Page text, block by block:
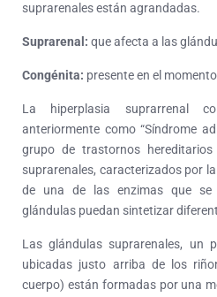
suprarenales están agrandadas.
Suprarenal: que afecta a las
Congénita: presente en el
La hiperplasia suprarrenal
anteriormente como “Síndrome
grupo de trastornos
suprarenales, caracterizados por
de una de las enzimas que se
glándulas puedan sintetizar
Las glándulas suprarenales, un
ubicadas justo arriba de los
cuerpo) están formadas por una